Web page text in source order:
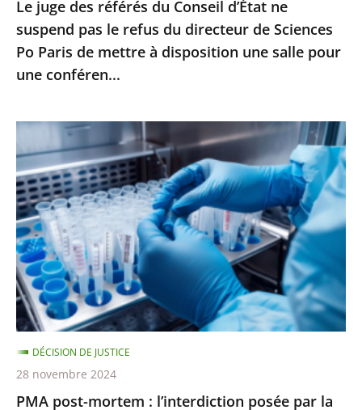
du
directeur
de
Sciences
Paris
mettre
à
disposition
une
salle
pour
une
conféren...
Le juge des référés du Conseil d’État ne
suspend pas le refus du directeur de Sciences
Po Paris de mettre à disposition une salle pour
une conféren...
PMA
post-
mortem
:
l’interdiction
posée
par
la
loi
française
n’est
pas
incompatible
PMA post-mortem : l’interdiction posée par la
DÉCISION DE JUSTICE
28 novembre 2024